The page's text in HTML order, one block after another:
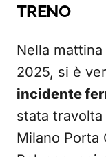
TRENO
Nella
2025, si è
incidente
stata
Milano Porta